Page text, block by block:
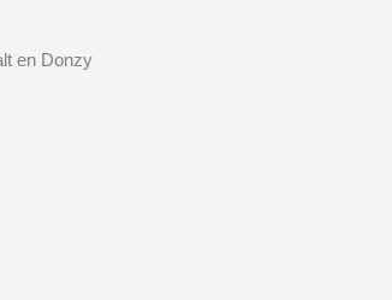
en Donzy